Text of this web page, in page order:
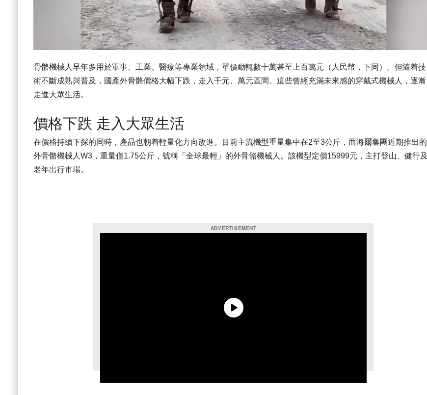
骨骼機械人早年多用於軍事、工業、醫療等專業領域，單價動輒數十萬甚至上百萬元（人民幣，下同）。但隨着技
術不斷成熟與普及，國產外骨骼價格大幅下跌，走入千元、萬元區間。這些曾經充滿未來感的穿戴式機械人，逐漸
走進大眾生活。
價格下跌 走入大眾生活
在價格持續下探的同時，產品也朝着輕量化方向改進。目前主流機型重量集中在2至3公斤，而海爾集團近期推出的
外骨骼機械人W3，重量僅1.75公斤，號稱「全球最輕」的外骨骼機械人。該機型定價15999元，主打登山、健行及
老年出行市場。